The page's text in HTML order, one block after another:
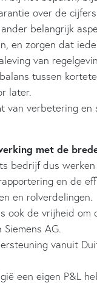
over de
belangrijk
en zorgen dat
van
tussen
later.
van verbetering
met de
bedrijf dus
en de
en rolverdelingen.
ook de vrijheid
AG.
vanuit
een eigen P&L